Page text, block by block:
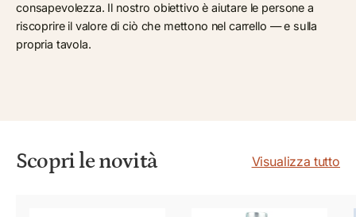
consapevolezza. Il nostro obiettivo è aiutare le persone a
riscoprire il valore di ciò che mettono nel carrello — e sulla
propria tavola.
Scopri le novità Visualizza tutto